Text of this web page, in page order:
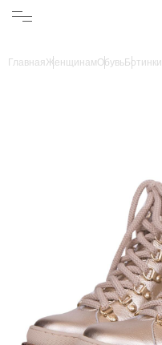
ГлавнаяЖенщинамОбувьБотинки